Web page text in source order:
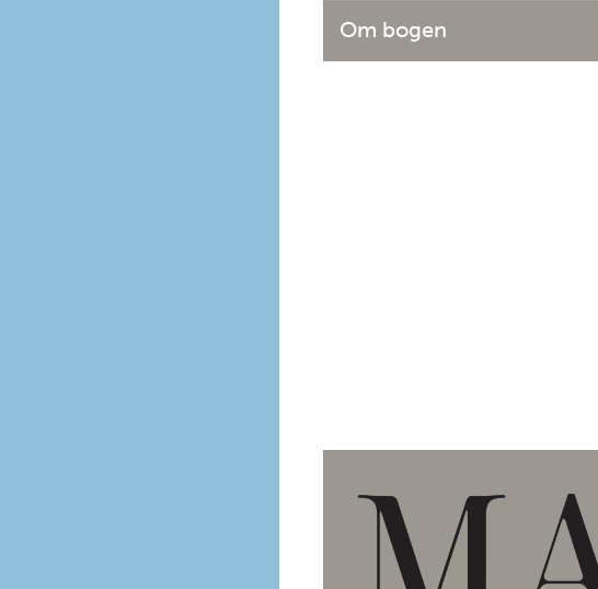
Om bogen